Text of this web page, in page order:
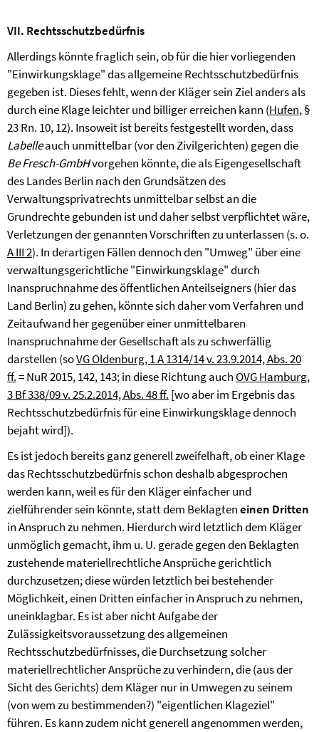
VII. Rechtsschutzbedürfnis
Allerdings könnte fraglich sein, ob für die hier vorliegenden
"Einwirkungsklage" das allgemeine Rechtsschutzbedürfnis
gegeben ist. Dieses fehlt, wenn der Kläger sein Ziel anders als
durch eine Klage leichter und billiger erreichen kann (Hufen, §
23 Rn. 10, 12). Insoweit ist bereits festgestellt worden, dass
Labelleauch unmittelbar (vor den Zivilgerichten) gegen die
Be Fresch-GmbHvorgehen könnte, die als Eigengesellschaft
des Landes Berlin nach den Grundsätzen des
Verwaltungsprivatrechts unmittelbar selbst an die
Grundrechte gebunden ist und daher selbst verpflichtet wäre,
Verletzungen der genannten Vorschriften zu unterlassen (s. o.
A III 2). In derartigen Fällen dennoch den "Umweg" über eine
verwaltungsgerichtliche "Einwirkungsklage" durch
Inanspruchnahme des öffentlichen Anteilseigners (hier das
Land Berlin) zu gehen, könnte sich daher vom Verfahren und
Zeitaufwand her gegenüber einer unmittelbaren
Inanspruchnahme der Gesellschaft als zu schwerfällig
darstellen (soVG Oldenburg, 1 A 1314/14 v. 23.9.2014, Abs. 20
ff.= NuR 2015, 142, 143; in diese Richtung auch OVG Hamburg,
3 Bf 338/09 v. 25.2.2014, Abs. 48 ff. [wo aber im Ergebnis das
Rechtsschutzbedürfnis für eine Einwirkungsklage dennoch
bejaht wird]).
Es ist jedoch bereits ganz generell zweifelhaft, ob einer Klage
das Rechtsschutzbedürfnis schon deshalb abgesprochen
werden kann, weil es für den Kläger einfacher und
zielführender sein könnte, statt dem Beklagteneinen Dritten
in Anspruch zu nehmen. Hierdurch wird letztlich dem Kläger
unmöglich gemacht, ihm u. U. gerade gegen den Beklagten
zustehende materiellrechtliche Ansprüche gerichtlich
durchzusetzen; diese würden letztlich bei bestehender
Möglichkeit, einen Dritten einfacher in Anspruch zu nehmen,
uneinklagbar. Es ist aber nicht Aufgabe der
Zulässigkeitsvoraussetzung des allgemeinen
Rechtsschutzbedürfnisses, die Durchsetzung solcher
materiellrechtlicher Ansprüche zu verhindern, die (aus der
Sicht des Gerichts) dem Kläger nur in Umwegen zu seinem
(von wem zu bestimmenden?) "eigentlichen Klageziel"
führen. Es kann zudem nicht generell angenommen werden,